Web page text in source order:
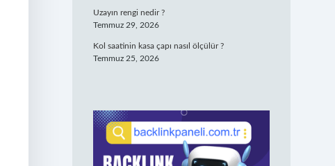
Uzayın rengi nedir ?
Temmuz 29, 2026
Kol saatinin kasa çapı nasıl ölçülür ?
Temmuz 25, 2026